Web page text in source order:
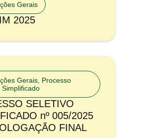
Gerais
2025
Gerais Processo
Simplificado
SELETIVO
nº 005/2025
FINAL